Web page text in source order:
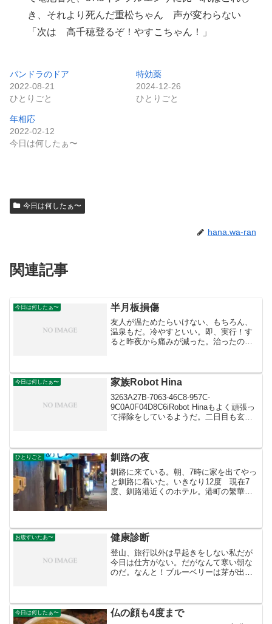
き、それより死んだ重松ちゃん 声が変わらない
「次は 高千穂登るぞ！やすこちゃん！」
パンドラのドア
2022-08-21
ひとりごと
特効薬
2024-12-26
ひとりごと
年相応
2022-02-12
今日は何したぁ〜
今日は何したぁ〜
hana.wa-ran
関連記事
今日は何したぁ〜 半月板損傷
友人が温ためたらいけない、もちろん、
温泉もだ。冷やすといい。即、実行！す
ると昨夜から痛みが減った。治ったのか
だ。痛さも減って...
今日は何したぁ〜 家族Robot Hina
3263A27B-7063-46C8-957C-
9C0A0F04D8C6iRobot Hinaもよく頑張っ
て掃除をしているようだ。二日目も玄関
ひとりごと 釧路の夜
釧路に来ている。朝、7時に家を出てやっ
と釧路に着いた。いきなり12度 現在7
度、釧路港近くのホテル。港町の繁華街
り物？・・でもないよう...
お腹すいたあ〜 健康診断
登山、旅行以外は早起きをしない私だが
今日は仕方がない。だがなんて寒い朝な
のだ。なんと！ブルーベリーは芽が出て
ていた。膵臓ついでに胃カ...
今日は何したぁ〜 仏の顔も4度まで